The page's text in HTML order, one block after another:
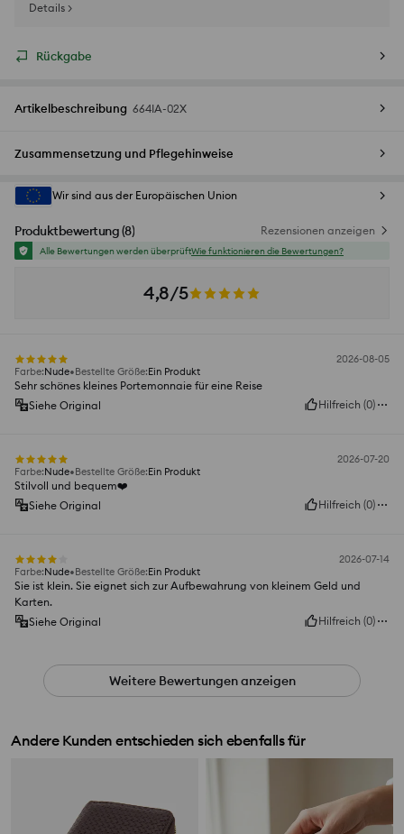
Details >
Rückgabe
Artikelbeschreibung 664IA-02X
Zusammensetzung und Pflegehinweise
Wir sind aus der Europäischen Union
Produktbewertung(8) Rezensionen anzeigen
Alle Bewertungen werden überprüftWie funktionieren die Bewertungen?
4,8/5
2026-08-05
Farbe:Nude Bestellte Größe:Ein Produkt
Sehr schönes kleines Portemonnaie für eine Reise
Siehe Original
Hilfreich (0)
2026-07-20
Farbe:Nude Bestellte Größe:Ein Produkt
Stilvoll und bequem❤️
Siehe Original
Hilfreich (0)
2026-07-14
Farbe:Nude Bestellte Größe:Ein Produkt
Sie ist klein. Sie eignet sich zur Aufbewahrung von kleinem Geld und
Karten.
Siehe Original
Hilfreich (0)
Weitere Bewertungen anzeigen
Andere Kunden entschieden sich ebenfalls für